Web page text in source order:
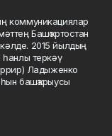
коммуникациялар
Башҡортостан
2015 йылдың
теркәү
Ладыженко
башҡарыусы